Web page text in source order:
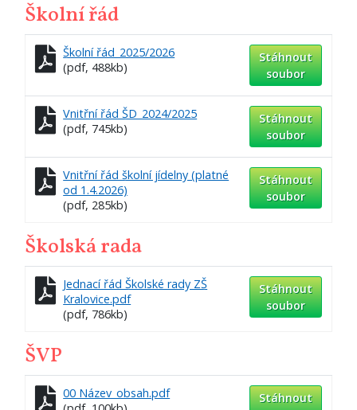
Školní řád
Školní řád_2025/2026
(pdf, 488kb)
Stáhnout
soubor
Vnitřní řád ŠD_2024/2025
(pdf, 745kb)
Stáhnout
soubor
Vnitřní řád školní jídelny (platné
od 1.4.2026)
(pdf, 285kb)
Stáhnout
soubor
Školská rada
Jednací řád Školské rady ZŠ
Kralovice.pdf
(pdf, 786kb)
Stáhnout
soubor
ŠVP
00 Název_obsah.pdf
Stáhnout